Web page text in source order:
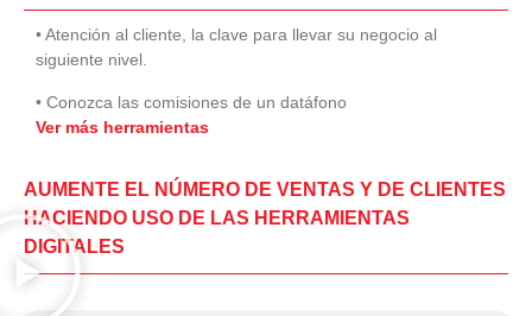
• Atención al cliente, la clave para llevar su negocio al
siguiente nivel.
• Conozca las comisiones de un datáfono
Ver más herramientas
AUMENTE EL NÚMERO DE VENTAS Y DE CLIENTES
HACIENDO USO DE LAS HERRAMIENTAS
DIGITALES